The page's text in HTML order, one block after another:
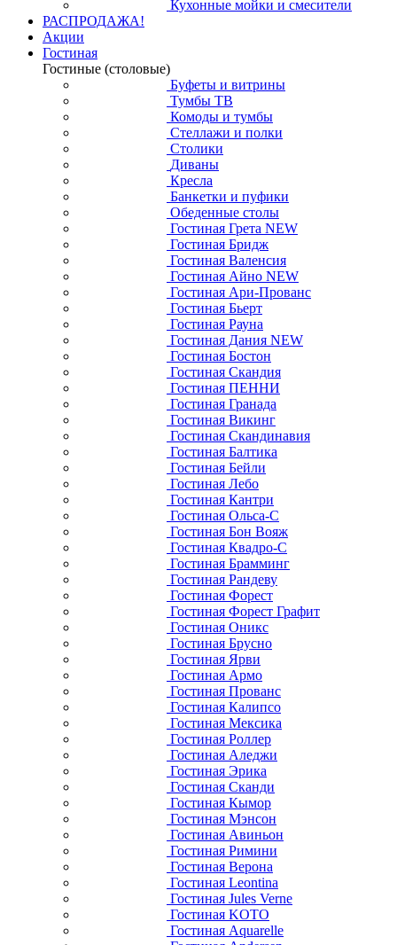
Кухонные мойки и смесители
РАСПРОДАЖА!
Акции
Гостиная
Гостиные (столовые)
Буфеты и витрины
Тумбы ТВ
Комоды и тумбы
Стеллажи и полки
Столики
Диваны
Кресла
Банкетки и пуфики
Обеденные столы
Гостиная Грета NEW
Гостиная Бридж
Гостиная Валенсия
Гостиная Айно NEW
Гостиная Ари-Прованс
Гостиная Бьерт
Гостиная Рауна
Гостиная Дания NEW
Гостиная Бостон
Гостиная Скандия
Гостиная ПЕННИ
Гостиная Гранада
Гостиная Викинг
Гостиная Скандинавия
Гостиная Балтика
Гостиная Бейли
Гостиная Лебо
Гостиная Кантри
Гостиная Ольса-С
Гостиная Бон Вояж
Гостиная Квадро-С
Гостиная Брамминг
Гостиная Рандеву
Гостиная Форест
Гостиная Форест Графит
Гостиная Оникс
Гостиная Брусно
Гостиная Ярви
Гостиная Армо
Гостиная Прованс
Гостиная Калипсо
Гостиная Мексика
Гостиная Роллер
Гостиная Аледжи
Гостиная Эрика
Гостиная Сканди
Гостиная Кымор
Гостиная Мэнсон
Гостиная Авиньон
Гостиная Римини
Гостиная Верона
Гостиная Leontina
Гостиная Jules Verne
Гостиная KOTO
Гостиная Aquarelle